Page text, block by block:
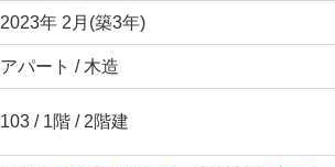
2023年 2月(築3年)
アパート / 木造
103 / 1階 / 2階建